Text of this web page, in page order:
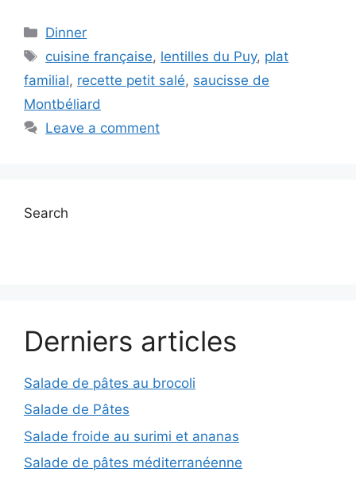
Categories
Dinner
Tags
cuisine française, lentilles du Puy, plat
familial, recette petit salé, saucisse de
Montbéliard
Leave a comment
Search
Derniers articles
Salade de pâtes au brocoli
Salade de Pâtes
Salade froide au surimi et ananas
Salade de pâtes méditerranéenne